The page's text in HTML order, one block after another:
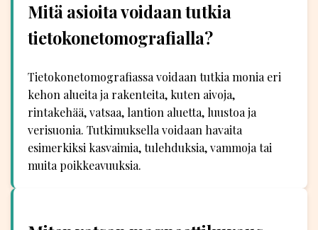
Mitä asioita voidaan tutkia
tietokonetomografialla?
Tietokonetomografiassa voidaan tutkia monia eri
kehon alueita ja rakenteita, kuten aivoja,
rintakehää, vatsaa, lantion aluetta, luustoa ja
verisuonia. Tutkimuksella voidaan havaita
esimerkiksi kasvaimia, tulehduksia, vammoja tai
muita poikkeavuuksia.